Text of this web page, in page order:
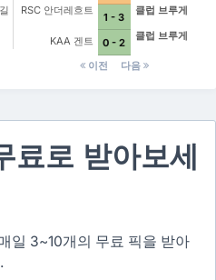
RSC 안더레흐트
1 - 3
클럽 브루게
KAA 겐트 0 - 2
클럽 브루게
이전 다음
료로 받아보세
일 3~10개의 무료 픽을 받아